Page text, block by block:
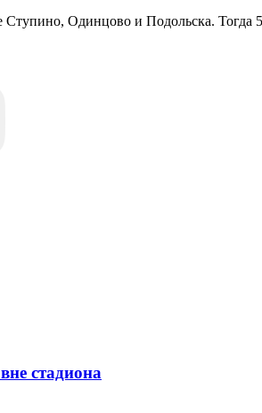
Ступино, Одинцово и Подольска. Тогда
стадиона